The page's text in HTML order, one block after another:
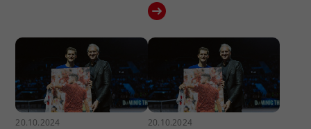
20.10.2024 20.10.2024